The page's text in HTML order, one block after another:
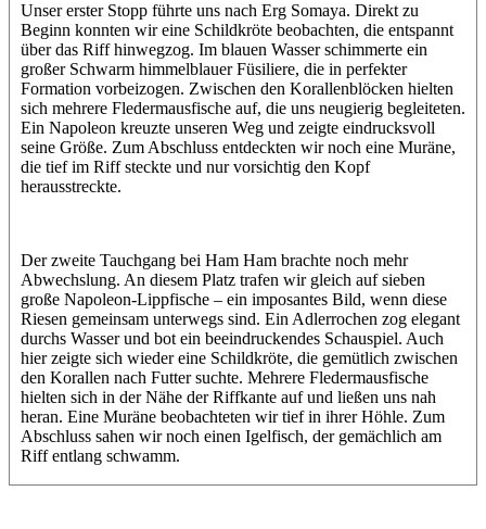
Unser erster Stopp führte uns nach Erg Somaya. Direkt zu
Beginn konnten wir eine Schildkröte beobachten, die entspannt
über das Riff hinwegzog. Im blauen Wasser schimmerte ein
großer Schwarm himmelblauer Füsiliere, die in perfekter
Formation vorbeizogen. Zwischen den Korallenblöcken hielten
sich mehrere Fledermausfische auf, die uns neugierig begleiteten.
Ein Napoleon kreuzte unseren Weg und zeigte eindrucksvoll
seine Größe. Zum Abschluss entdeckten wir noch eine Muräne,
die tief im Riff steckte und nur vorsichtig den Kopf
herausstreckte.
Der zweite Tauchgang bei Ham Ham brachte noch mehr
Abwechslung. An diesem Platz trafen wir gleich auf sieben
große Napoleon-Lippfische – ein imposantes Bild, wenn diese
Riesen gemeinsam unterwegs sind. Ein Adlerrochen zog elegant
durchs Wasser und bot ein beeindruckendes Schauspiel. Auch
hier zeigte sich wieder eine Schildkröte, die gemütlich zwischen
den Korallen nach Futter suchte. Mehrere Fledermausfische
hielten sich in der Nähe der Riffkante auf und ließen uns nah
heran. Eine Muräne beobachteten wir tief in ihrer Höhle. Zum
Abschluss sahen wir noch einen Igelfisch, der gemächlich am
Riff entlang schwamm.